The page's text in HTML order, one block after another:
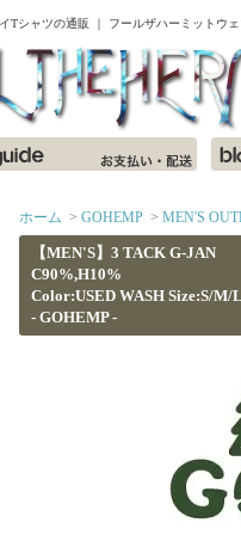
Tシャツの通販 ｜ フールザハーミットウ
ホーム > GOHEMP > MEN'S
【MEN'S】3 TACK G-JAN
C90%,H10%
Color:USED WASH Size:S/M/
- GOHEMP -